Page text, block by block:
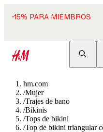
-15% PARA MIEMBROS
hm.com
/Mujer
/Trajes de bano
/Bikinis
/Tops de bikini
/Top de bikini triangular